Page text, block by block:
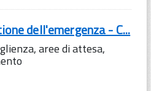
dell'emergenza - C...
aree di attesa,